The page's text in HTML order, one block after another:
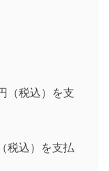
（税込）を支
税込）を支払